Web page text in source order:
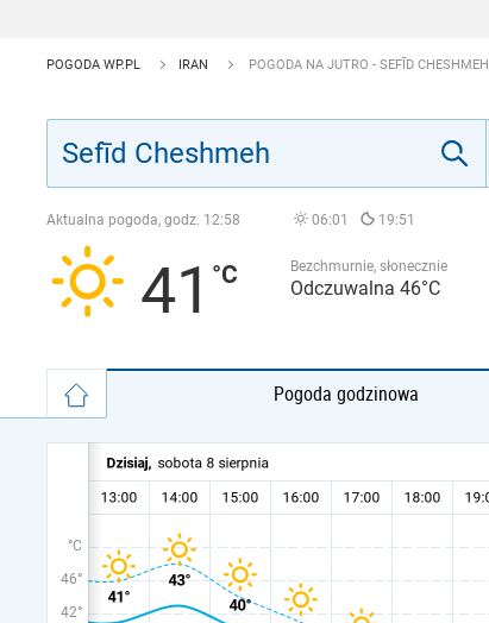
POGODA WP.PL IRAN POGODA NA JUTRO - SEFĪD CHESHMEH
Aktualna pogoda, godz. 12:58 06:01 19:51
41 Bezchmurnie, słonecznie
Odczuwalna 46°C
Pogoda godzinowa
°C
46°
42°